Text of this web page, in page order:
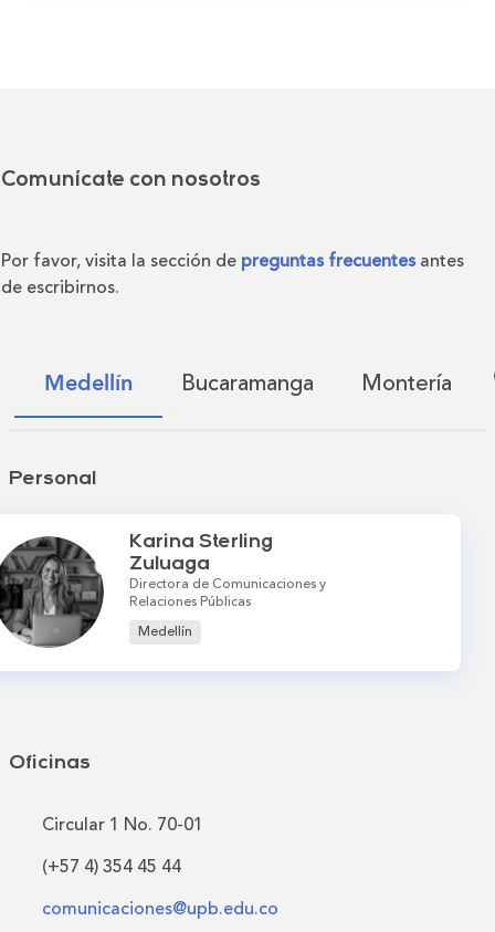
Comunícate con nosotros
Por favor, visita la sección de preguntas frecuentes antes
de escribirnos.
Medellín Bucaramanga Montería
Personal
Karina Sterling
Zuluaga
Directora de Comunicaciones y
Relaciones Públicas
Medellín
Oficinas
Circular 1 No. 70-01
(+57 4) 354 45 44
comunicaciones@upb.edu.co